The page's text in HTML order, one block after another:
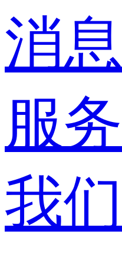
消息
服务
我们